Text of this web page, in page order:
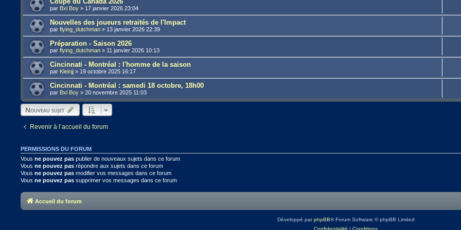
par Bxl Boy » 17 janvier 2026 23:04
Nouvelles des joueurs retraités de l'Impact
parflying_dutchman » 13 janvier 2026 22:39
Préparation - Saison 2026
parflying_dutchman » 11 janvier 2026 10:13
Cincinnati - Montréal : l'homme de la saison
par Kleinjj » 19 octobre 2025 16:17
Cincinnati - Montréal : samedi 18 octobre, 18h00
par Bxl Boy »20 novembre 2025 11:03
Nouveau sujet
Revenir à l’accueil du forum
PERMISSIONS DU FORUM
Vousne pouvez pas publier de nouveaux sujets dans ce forum
Vousne pouvez pas répondre aux sujets dans ce forum
Vousne pouvez pas modifier vos messages dans ce forum
Vousne pouvez pas supprimer vos messages dans ce forum
Accueil du forum
Développé parphpBB® Forum Software © phpBB Limited
Confidentialité | Conditions